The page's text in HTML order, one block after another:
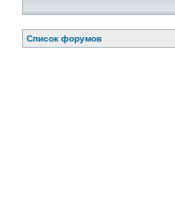
Список форумов